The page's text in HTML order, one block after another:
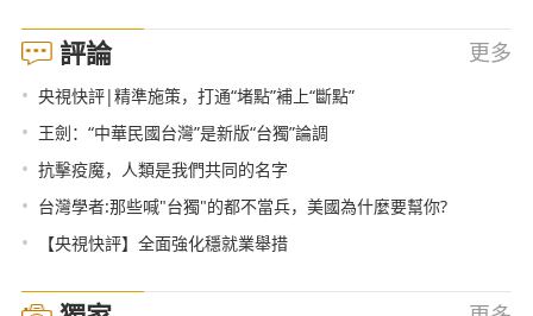
評論 更多
• 央視快評|精準施策，打通“堵點”補上“斷點”
• 王劍：“中華民國台灣”是新版“台獨”論調
• 抗擊疫魔，人類是我們共同的名字
• 台灣學者:那些喊"台獨"的都不當兵，美國為什麼要幫你?
• 【央視快評】全面強化穩就業舉措